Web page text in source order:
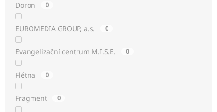
Doron 0
EUROMEDIA GROUP, a.s. 0
Evangelizační centrum M.I.S.E. 0
Flétna 0
Fragment 0